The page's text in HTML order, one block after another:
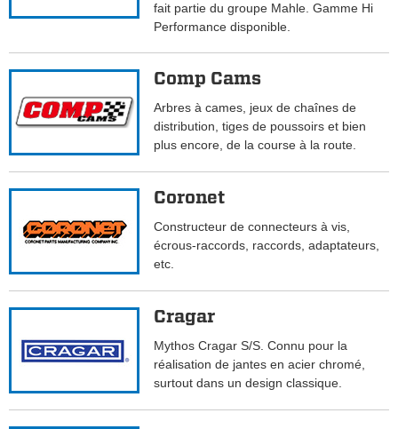
fait partie du groupe Mahle. Gamme Hi
Performance disponible.
Comp Cams
Arbres à cames, jeux de chaînes de
distribution, tiges de poussoirs et bien
plus encore, de la course à la route.
Coronet
Constructeur de connecteurs à vis,
écrous-raccords, raccords, adaptateurs,
etc.
Cragar
Mythos Cragar S/S. Connu pour la
réalisation de jantes en acier chromé,
surtout dans un design classique.